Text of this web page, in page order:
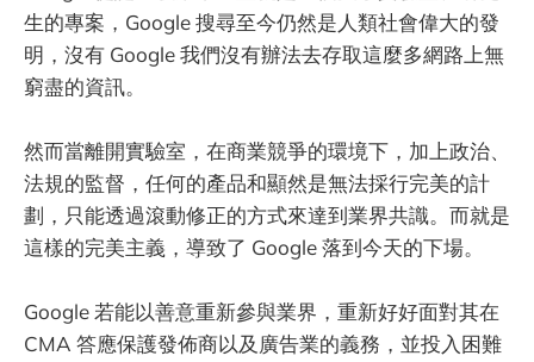
生的專案，Google 搜尋至今仍然是人類社會偉大的發
明，沒有 Google 我們沒有辦法去存取這麼多網路上無
窮盡的資訊。
然而當離開實驗室，在商業競爭的環境下，加上政治、
法規的監督，任何的產品和顯然是無法採行完美的計
劃，只能透過滾動修正的方式來達到業界共識。而就是
這樣的完美主義，導致了 Google 落到今天的下場。
Google 若能以善意重新參與業界，重新好好面對其在
CMA 答應保護發佈商以及廣告業的義務，並投入困難